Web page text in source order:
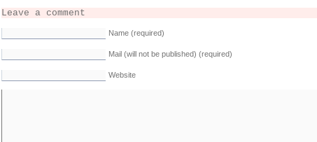
Leave a comment
Name (required)
Mail (will not be published) (required)
Website